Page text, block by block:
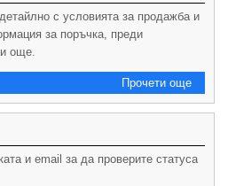
с условията за продажба и
за поръчка, преди
още.
Прочети още
и email за да проверите статуса